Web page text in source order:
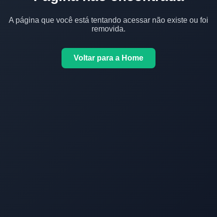
A página que você está tentando acessar não existe ou foi
removida.
Voltar para a Home